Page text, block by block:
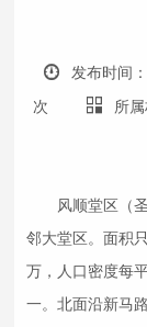
发布时间
次
所
风顺堂区（
邻大堂区。面积
万，人口密度每
一。北面沿新马